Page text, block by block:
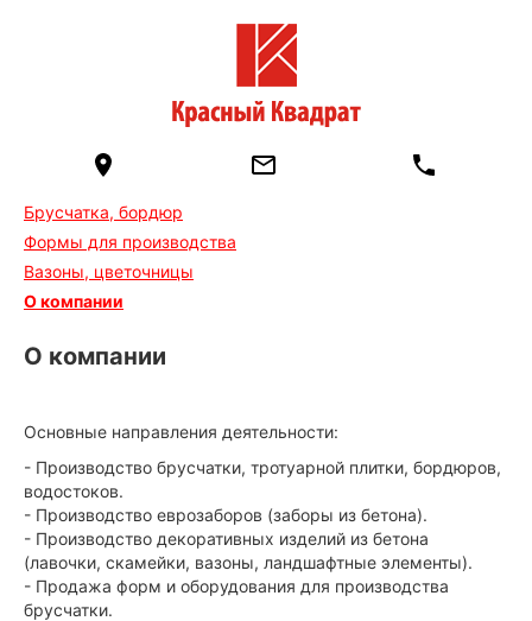
Брусчатка, бордюр
Формы для производства
Вазоны, цветочницы
О компании
О компании
Основные направления деятельности:
- Производство брусчатки, тротуарной плитки, бордюров,
водостоков.
- Производство еврозаборов (заборы из бетона).
- Производство декоративных изделий из бетона
(лавочки, скамейки, вазоны, ландшафтные элементы).
- Продажа форм и оборудования для производства
брусчатки.